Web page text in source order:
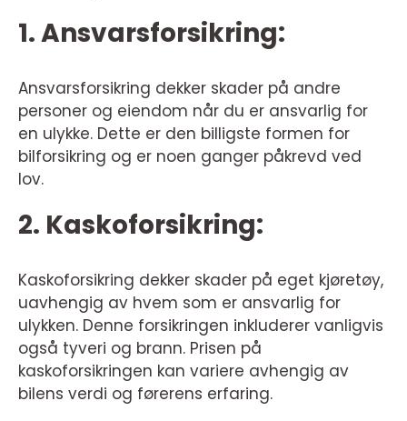
1. Ansvarsforsikring:
Ansvarsforsikring dekker skader på andre
personer og eiendom når du er ansvarlig for
en ulykke. Dette er den billigste formen for
bilforsikring og er noen ganger påkrevd ved
lov.
2. Kaskoforsikring:
Kaskoforsikring dekker skader på eget kjøretøy,
uavhengig av hvem som er ansvarlig for
ulykken. Denne forsikringen inkluderer vanligvis
også tyveri og brann. Prisen på
kaskoforsikringen kan variere avhengig av
bilens verdi og førerens erfaring.